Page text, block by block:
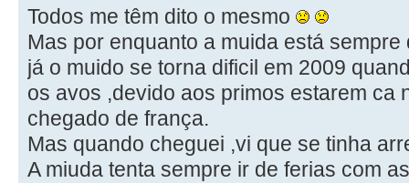
Todos me têm dito o mesmo
Mas por enquanto a muida está
já o muido se torna dificil em 2009
os avos ,devido aos primos estarem ca
chegado de frança.
Mas quando cheguei ,vi que se tinha
A miuda tenta sempre ir de ferias com